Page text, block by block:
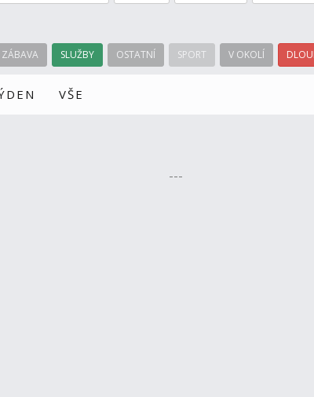
ZÁBAVA SLUŽBY OSTATNÍ SPORT V OKOLÍ
VŠE
---